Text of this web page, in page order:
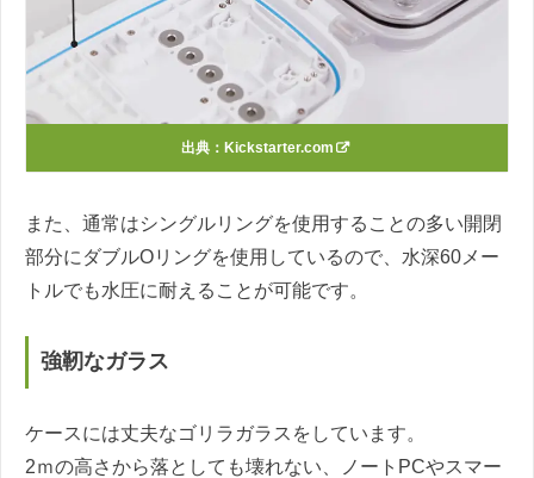
出典：Kickstarter.com
また、通常はシングルリングを使用することの多い開閉
部分にダブルOリングを使用しているので、水深60メー
トルでも水圧に耐えることが可能です。
強靭なガラス
ケースには丈夫なゴリラガラスをしています。
2ｍの高さから落としても壊れない、ノートPCやスマー